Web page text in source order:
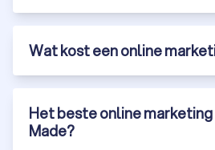
Wat kost een online
Het beste online marketing
Made?